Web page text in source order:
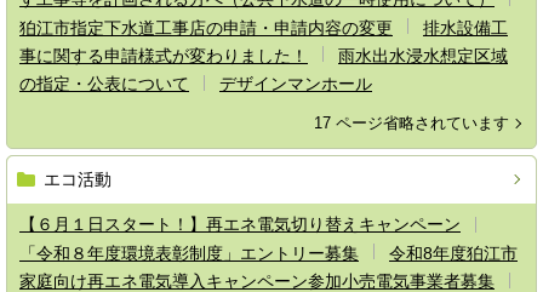
狛江市指定下水道工事店の申請・申請内容の変更
排水設備工
事に関する申請様式が変わりました！
雨水出水浸水想定区域
の指定・公表について
デザインマンホール
17 ページ省略されています
エコ活動
【６月１日スタート！】再エネ電気切り替えキャンペーン
「令和８年度環境表彰制度」エントリー募集
令和8年度狛江市
家庭向け再エネ電気導入キャンペーン参加小売電気事業者募集